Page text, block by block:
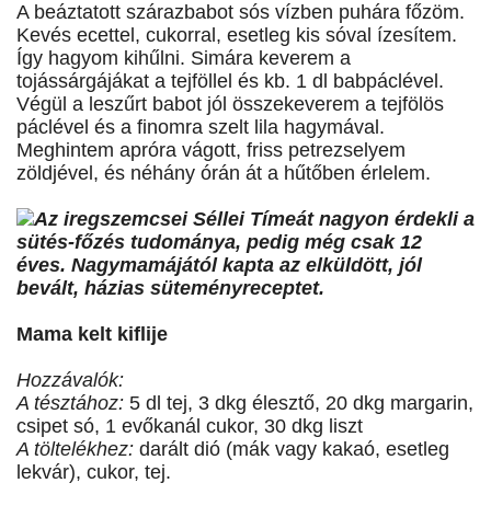
A beáztatott szárazbabot sós vízben puhára főzöm.
Kevés ecettel, cukorral, esetleg kis sóval ízesítem.
Így hagyom kihűlni. Simára keverem a
tojássárgájákat a tejföllel és kb. 1 dl babpáclével.
Végül a leszűrt babot jól összekeverem a tejfölös
páclével és a finomra szelt lila hagymával.
Meghintem apróra vágott, friss petrezselyem
zöldjével, és néhány órán át a hűtőben érlelem.
Az iregszemcsei Séllei Tímeát nagyon érdekli a
sütés-főzés tudománya, pedig még csak 12
éves. Nagymamájától kapta az elküldött, jól
bevált, házias süteményreceptet.
Mama kelt kiflije
Hozzávalók:
A tésztához: 5 dl tej, 3 dkg élesztő, 20 dkg margarin,
csipet só, 1 evőkanál cukor, 30 dkg liszt
A töltelékhez: darált dió (mák vagy kakaó, esetleg
lekvár), cukor, tej.